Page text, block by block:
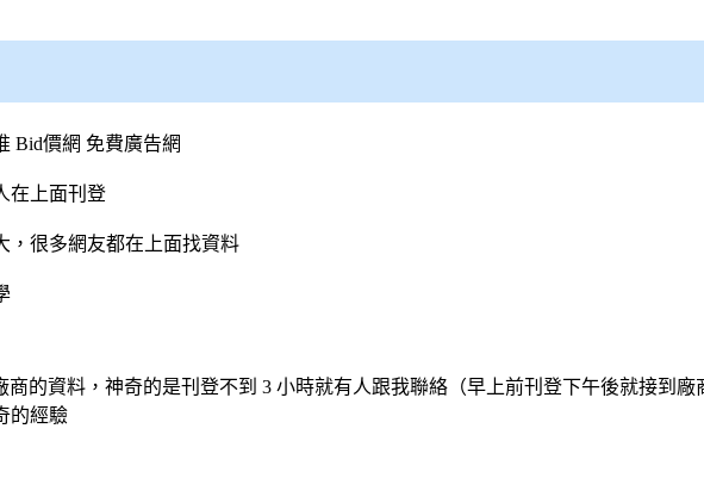
Bid價網 免費廣告網
在上面刊登
，很多網友都在上面找資料
商的資料，神奇的是刊登不到 3 小時就有人跟我聯絡（早上前刊登下午後就接到
的經驗